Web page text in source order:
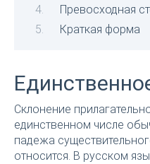
Превосходная
Краткая форма
Склонение
единственном числе
падежа
относится. В русском